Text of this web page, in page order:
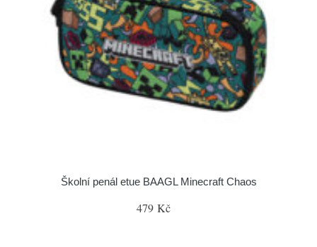
Školní penál etue BAAGL Minecraft Chaos
479 Kč